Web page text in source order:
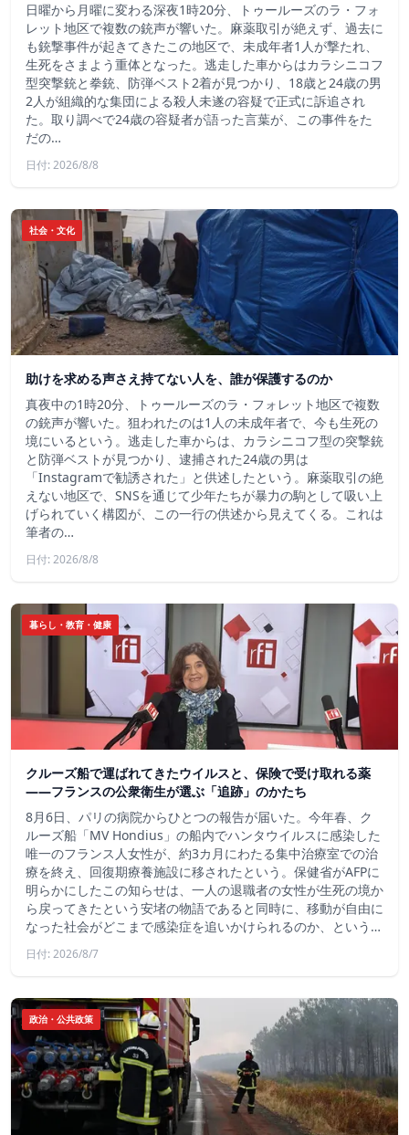
日曜から月曜に変わる深夜1時20分、トゥールーズのラ・フォ
レット地区で複数の銃声が響いた。麻薬取引が絶えず、過去に
も銃撃事件が起きてきたこの地区で、未成年者1人が撃たれ、
生死をさまよう重体となった。逃走した車からはカラシニコフ
型突撃銃と拳銃、防弾ベスト2着が見つかり、18歳と24歳の男
2人が組織的な集団による殺人未遂の容疑で正式に訴追され
た。取り調べで24歳の容疑者が語った言葉が、この事件をた
だの…
日付: 2026/8/8
社会・文化
助けを求める声さえ持てない人を、誰が保護するのか
真夜中の1時20分、トゥールーズのラ・フォレット地区で複数
の銃声が響いた。狙われたのは1人の未成年者で、今も生死の
境にいるという。逃走した車からは、カラシニコフ型の突撃銃
と防弾ベストが見つかり、逮捕された24歳の男は
「Instagramで勧誘された」と供述したという。麻薬取引の絶
えない地区で、SNSを通じて少年たちが暴力の駒として吸い上
げられていく構図が、この一行の供述から見えてくる。これは
筆者の…
日付: 2026/8/8
暮らし・教育・健康
クルーズ船で運ばれてきたウイルスと、保険で受け取れる薬
――フランスの公衆衛生が選ぶ「追跡」のかたち
8月6日、パリの病院からひとつの報告が届いた。今年春、ク
ルーズ船「MV Hondius」の船内でハンタウイルスに感染した
唯一のフランス人女性が、約3カ月にわたる集中治療室での治
療を終え、回復期療養施設に移されたという。保健省がAFPに
明らかにしたこの知らせは、一人の退職者の女性が生死の境か
ら戻ってきたという安堵の物語であると同時に、移動が自由に
なった社会がどこまで感染症を追いかけられるのか、という…
日付: 2026/8/7
政治・公共政策